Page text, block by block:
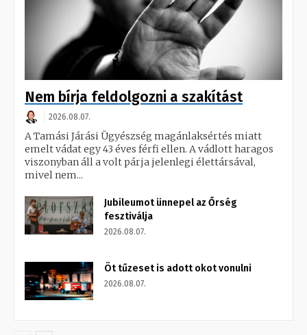
Nem bírja feldolgozni a szakítást
2026.08.07.
A Tamási Járási Ügyészség magánlaksértés miatt
emelt vádat egy 43 éves férfi ellen. A vádlott haragos
viszonyban áll a volt párja jelenlegi élettársával,
mivel nem...
Jubileumot ünnepel az Őrség
fesztiválja
2026.08.07.
Öt tűzeset is adott okot vonulni
2026.08.07.